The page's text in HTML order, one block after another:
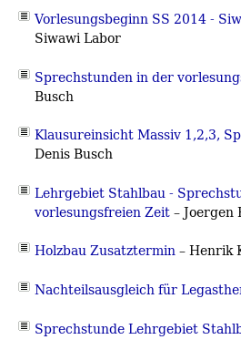
Vorlesungsbeginn SS 2014 -
Siwawi Labor
Sprechstunden in der
Busch
Klausureinsicht Massiv 1,2,3,
Denis Busch
Lehrgebiet Stahlbau -
vorlesungsfreien Zeit–Joergen
Holzbau Zusatztermin– Henrik
Nachteilsausgleich für
Sprechstunde Lehrgebiet